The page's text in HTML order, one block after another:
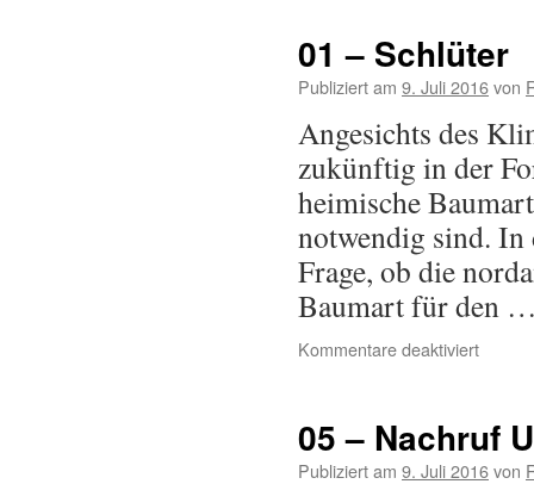
01 – Schlüter
Publiziert am 9. Juli 2016von
Angesichts des
zukünftig in der
heimische
notwendig sind. In
Frage, ob die
Baumart für den
Kommentare deaktiviert
05 – Nachruf
Publiziert am 9. Juli 2016von